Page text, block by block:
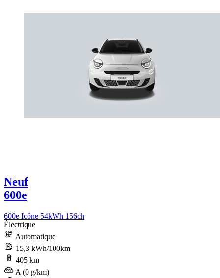
Neuf
600e
600e Icône 54kWh 156ch
Électrique
Automatique
15,3 kWh/100km
405 km
A (0 g/km)